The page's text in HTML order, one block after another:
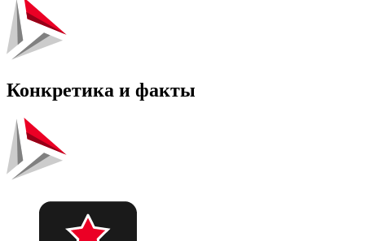
Конкретика и факты